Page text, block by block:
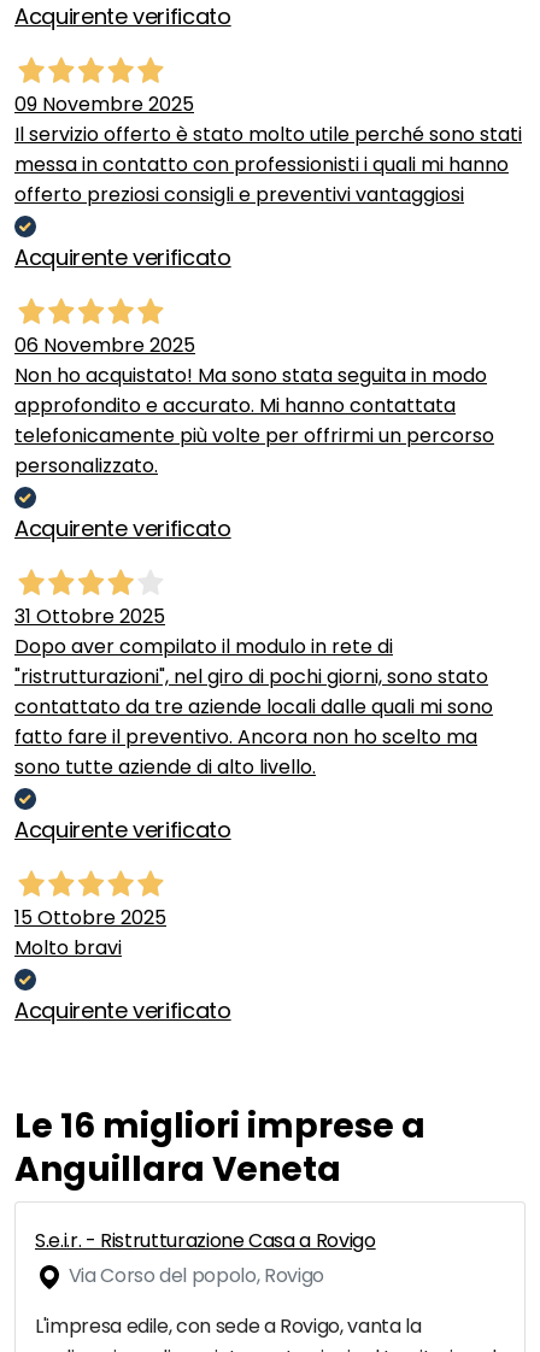
Acquirente verificato
09 Novembre 2025
Il servizio offerto è stato molto utile perché sono stati
messa in contatto con professionisti i quali mi hanno
offerto preziosi consigli e preventivi vantaggiosi
Acquirente verificato
06 Novembre 2025
Non ho acquistato! Ma sono stata seguita in modo
approfondito e accurato. Mi hanno contattata
telefonicamente più volte per offrirmi un percorso
personalizzato.
Acquirente verificato
31 Ottobre 2025
Dopo aver compilato il modulo in rete di
"ristrutturazioni", nel giro di pochi giorni, sono stato
contattato da tre aziende locali dalle quali mi sono
fatto fare il preventivo. Ancora non ho scelto ma
sono tutte aziende di alto livello.
Acquirente verificato
15 Ottobre 2025
Molto bravi
Acquirente verificato
Le 16 migliori imprese a
Anguillara Veneta
S.e.i.r. - Ristrutturazione Casa a Rovigo
Via Corso del popolo, Rovigo
L'impresa edile, con sede a Rovigo, vanta la